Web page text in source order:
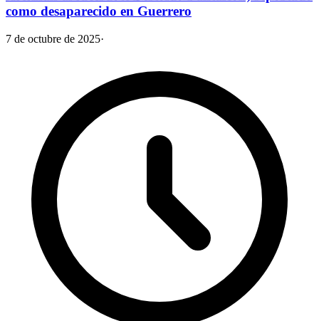
como desaparecido en Guerrero
7 de octubre de 2025·